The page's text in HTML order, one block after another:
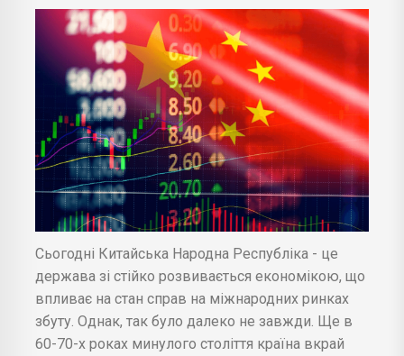
Сьогодні Китайська Народна Республіка - це
держава зі стійко розвивається економікою, що
впливає на стан справ на міжнародних ринках
збуту. Однак, так було далеко не завжди. Ще в
60-70-х роках минулого століття країна вкрай